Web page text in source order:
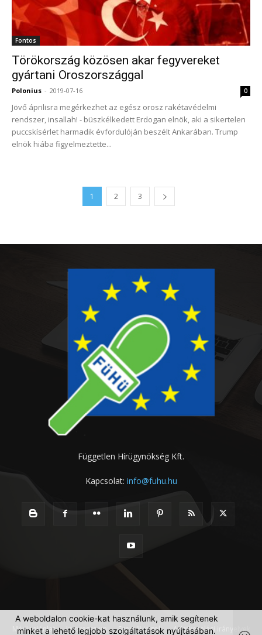
Fontos
Törökország közösen akar fegyvereket
gyártani Oroszországgal
Polonius - 2019-07-16 0
Jövő áprilisra megérkezhet az egész orosz rakétavédelmi
rendszer, insallah! - büszkélkedett Erdogan elnök, aki a sikertelen
puccskísérlet harmadik évfordulóján beszélt Ankarában. Trump
elnök hiába figyelmeztette...
1 2 3
Független Hírügynökség Kft.
Kapcsolat: info@fuhu.hu
Médiaajánlat Impresszum Szerzői jogok Adatkezelési irányelvek
A weboldalon cookie-kat használunk, amik segítenek
minket a lehető legjobb szolgáltatások nyújtásában.